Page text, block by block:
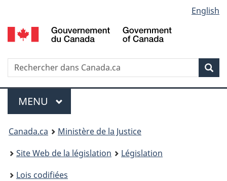
au
contenu
propos
de
la
HTML
simplifiée
selection
English
Recherche
Menu
MENU PRINCIPAL
You
are
here:
Canada.ca
Ministère de la Justice
Site Web de la législation
Législation
Lois codifiées